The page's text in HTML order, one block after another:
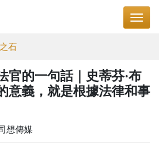
石
官的一句話｜史蒂芬·布
意義，就是根據法律和事
想傳媒